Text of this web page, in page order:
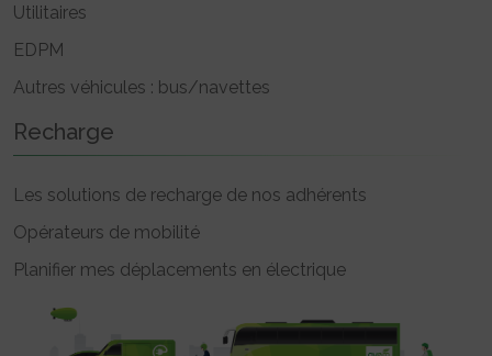
Utilitaires
EDPM
Autres véhicules : bus/navettes
Recharge
Les solutions de recharge de nos adhérents
Opérateurs de mobilité
Planifier mes déplacements en électrique